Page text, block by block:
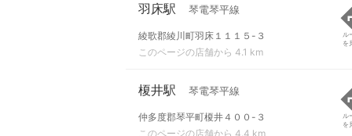
羽床駅 琴電琴平線
綾歌郡綾川町羽床１１１５-３
このページの店舗から 4.1 km
ル
を
榎井駅 琴電琴平線
仲多度郡琴平町榎井４００-３
このページの店舗から 4.4 km
ル
を